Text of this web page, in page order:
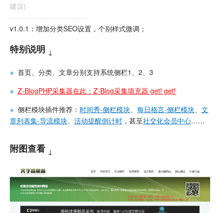
建议)
--------------------------------
v1.0.1：增加分类SEO设置，个别样式微调；
特别说明 ↓
※ 首页、分类、文章分别支持系统侧栏1、2、3
※ Z-BlogPHP采集器在此：Z-Blog采集填充器 get! get!
※ 侧栏模块插件推荐： 时间秀-侧栏模块、 每日格言-侧栏模块、 文
章列表集-导流模块、 活动提醒倒计时 ，甚至社交化会员中心……
附图查看 ↓